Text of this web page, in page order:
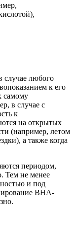
случае любого
к его
самому
в случае с
к
на открытых
(например, летом
а также когда
периодом,
Тем не менее
и под
BHA-